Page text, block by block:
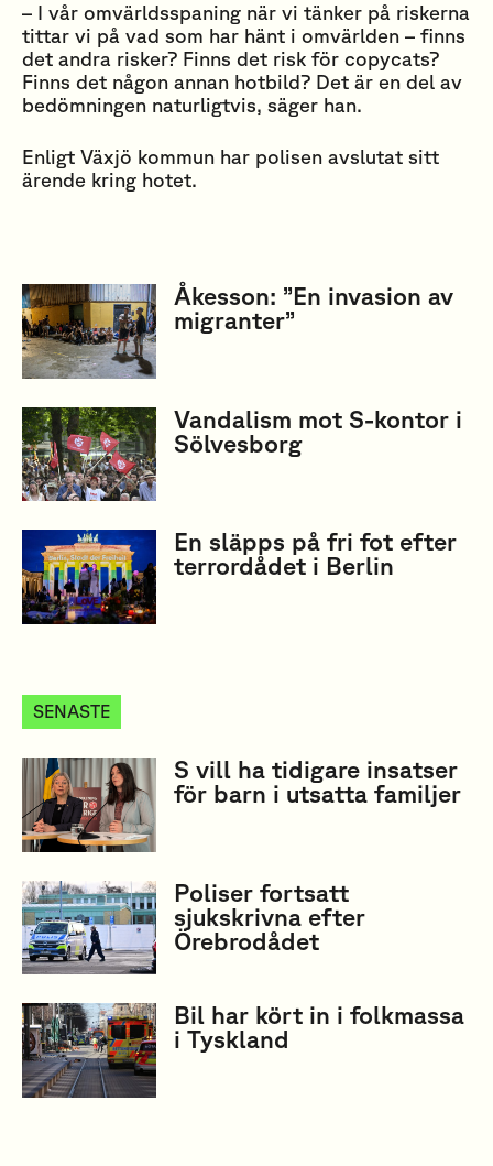
– I vår omvärldsspaning när vi tänker på riskerna
tittar vi på vad som har hänt i omvärlden – finns
det andra risker? Finns det risk för copycats?
Finns det någon annan hotbild? Det är en del av
bedömningen naturligtvis, säger han.
Enligt Växjö kommun har polisen avslutat sitt
ärende kring hotet.
Åkesson: ”En invasion av
migranter”
Vandalism mot S-kontor i
Sölvesborg
En släpps på fri fot efter
terrordådet i Berlin
SENASTE
S vill ha tidigare insatser
för barn i utsatta familjer
Poliser fortsatt
sjukskrivna efter
Örebrodådet
Bil har kört in i folkmassa
i Tyskland